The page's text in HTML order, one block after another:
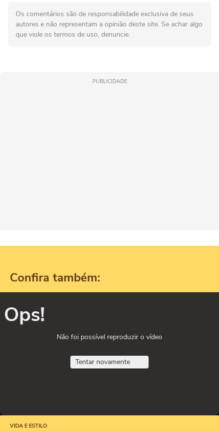
Os comentários são de responsabilidade exclusiva de seus
autores e não representam a opinião deste site. Se achar algo
que viole os termos de uso, denuncie.
PUBLICIDADE
Confira também:
Ops!
Não foi possível reproduzir o vídeo
Tentar novamente
VIDA E ESTILO